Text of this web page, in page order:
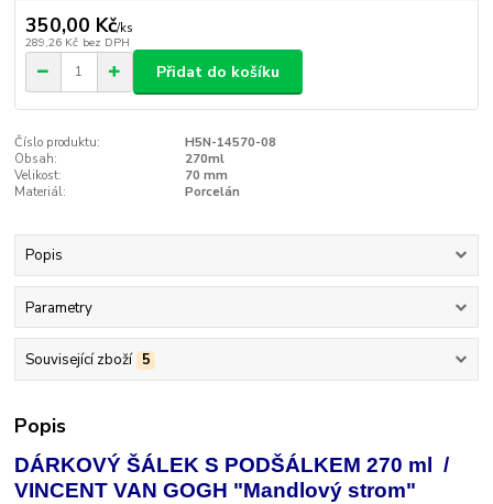
350,00 Kč/ks
289,26 Kč bez DPH
Přidat do košíku
Číslo produktu:
H5N-14570-08
Obsah:
270ml
Velikost:
70 mm
Materiál:
Porcelán
Popis
Parametry
Související zboží 5
Popis
DÁRKOVÝ ŠÁLEK S PODŠÁLKEM 270 ml /
VINCENT VAN GOGH "Mandlový strom"